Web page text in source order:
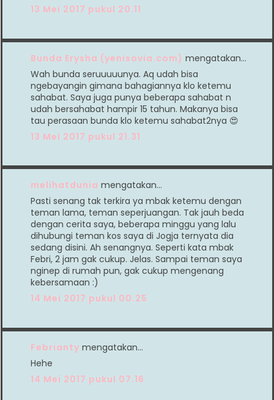
13 Mei 2017 pukul 20.11
Bunda Erysha (yenisovia.com) mengatakan…
Wah bunda seruuuuunya. Aq udah bisa
ngebayangin gimana bahagiannya klo ketemu
sahabat. Saya juga punya beberapa sahabat n
udah bersahabat hampir 15 tahun. Makanya bisa
tau perasaan bunda klo ketemu sahabat2nya 😍
13 Mei 2017 pukul 21.31
melihatdunia mengatakan…
Pasti senang tak terkira ya mbak ketemu dengan
teman lama, teman seperjuangan. Tak jauh beda
dengan cerita saya, beberapa minggu yang lalu
dihubungi teman kos saya di Jogja ternyata dia
sedang disini. Ah senangnya. Seperti kata mbak
Febri, 2 jam gak cukup. Jelas. Sampai teman saya
nginep di rumah pun, gak cukup mengenang
kebersamaan :)
14 Mei 2017 pukul 00.25
Febrianty mengatakan…
Hehe
14 Mei 2017 pukul 07.16